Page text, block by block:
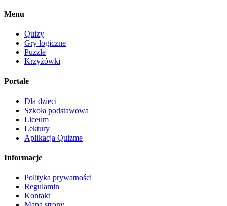
Menu
Quizy
Gry logiczne
Puzzle
Krzyżówki
Portale
Dla dzieci
Szkoła podstawowa
Liceum
Lektury
Aplikacja Quizme
Informacje
Polityka prywatności
Regulamin
Kontakt